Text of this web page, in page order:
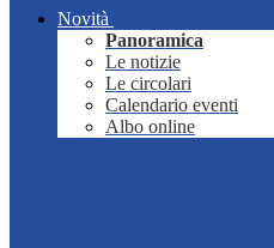
Novità
Panoramica
Le notizie
Le circolari
Calendario eventi
Albo online